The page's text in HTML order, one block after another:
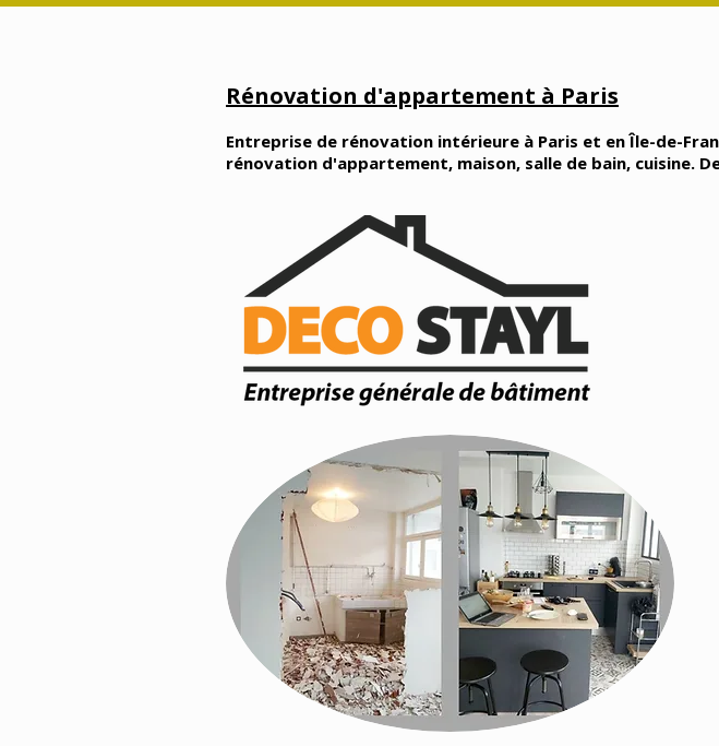
Rénovation d'appartement à Paris
Entreprise de rénovation intérieure à Paris et en Île-de-
rénovation d'appartement, maison, salle de bain, cuisine.